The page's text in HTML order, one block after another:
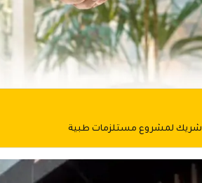
شريك لمشروع مستلزمات طبية